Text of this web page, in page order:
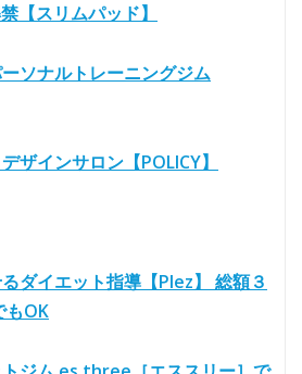
【スリムパッド】
ソナルトレーニングジム
ザインサロン【POLICY】
ダイエット指導【Plez】 総額３
もOK